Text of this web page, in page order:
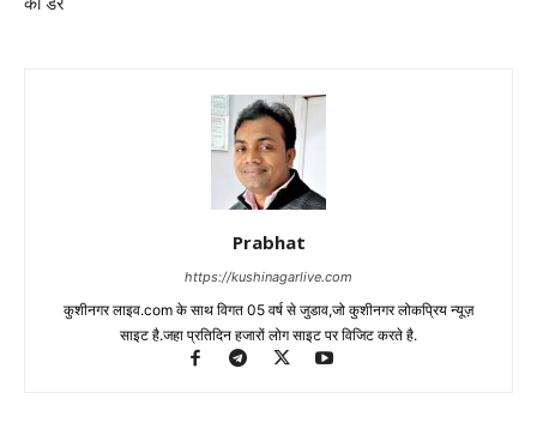
Prabhat
https://kushinagarlive.com
कुशीनगर लाइव.com के साथ विगत 05 वर्ष से जुडाव,जो कुशीनगर लोकप्रिय न्यूज़
साइट है.जहा प्रतिदिन हजारों लोग साइट पर विजिट करते है.